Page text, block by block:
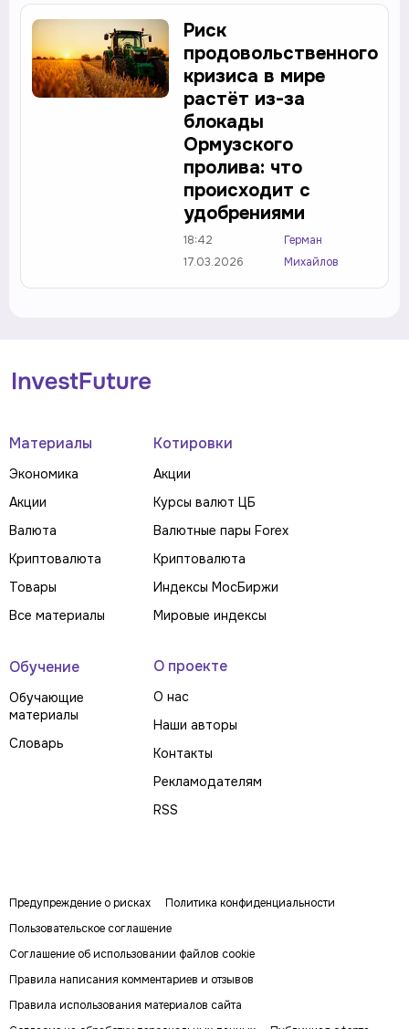
Риск
продовольственного
кризиса в мире
растёт из-за
блокады
Ормузского
пролива: что
происходит с
удобрениями
18:42
17.03.2026
Герман
Михайлов
Материалы
Экономика
Акции
Валюта
Криптовалюта
Товары
Все материалы
Котировки
Акции
Курсы валют ЦБ
Валютные пары Forex
Криптовалюта
Индексы МосБиржи
Мировые индексы
Обучение
Обучающие
материалы
Словарь
О проекте
О нас
Наши авторы
Контакты
Рекламодателям
RSS
Предупреждение о рисках
Политика конфиденциальности
Пользовательское соглашение
Соглашение об использовании файлов cookie
Правила написания комментариев и отзывов
Правила использования материалов сайта